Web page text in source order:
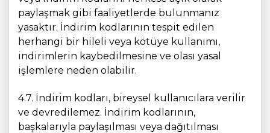
paylaşmak gibi faaliyetlerde bulunmanız
yasaktır. İndirim kodlarının tespit edilen
herhangi bir hileli veya kötüye kullanımı,
indirimlerin kaybedilmesine ve olası yasal
işlemlere neden olabilir.
4.7. İndirim kodları, bireysel kullanıcılara verilir
ve devredilemez. İndirim kodlarının,
başkalarıyla paylaşılması veya dağıtılması